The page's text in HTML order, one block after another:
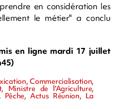
en considération les
le métier" a conclu
en ligne mardi 17 juillet
Commercialisation,
Ministre de l'Agriculture,
Pêche, Actus Réunion, La